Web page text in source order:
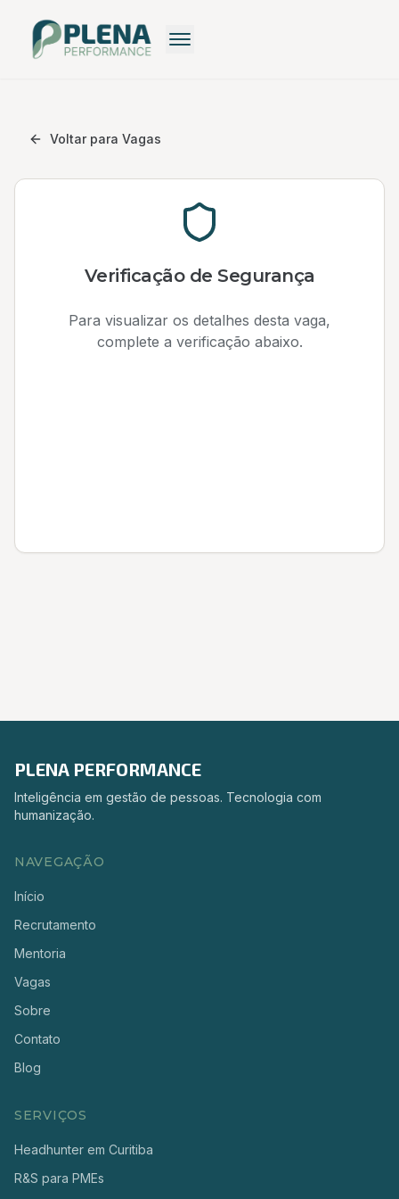
Recrutamento: Saiba mais
Voltar para Vagas
Verificação de Segurança
Para visualizar os detalhes desta vaga,
complete a verificação abaixo.
PLENA PERFORMANCE
Inteligência em gestão de pessoas. Tecnologia com
humanização.
NAVEGAÇÃO
Início
Recrutamento
Mentoria
Vagas
Sobre
Contato
Blog
SERVIÇOS
Headhunter em Curitiba
R&S para PMEs